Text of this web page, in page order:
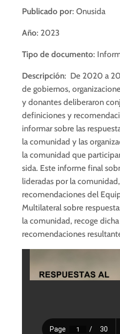
Publicado por: Onusida
Año: 2023
Tipo de documento:
Descripción: De 2020 a
de gobiernos,
y donantes deliberaron
definiciones y
informar sobre las
la comunidad y las
la comunidad que
sida. Este informe final
lideradas por la
recomendaciones del
Multilateral sobre
la comunidad, recoge
recomendaciones